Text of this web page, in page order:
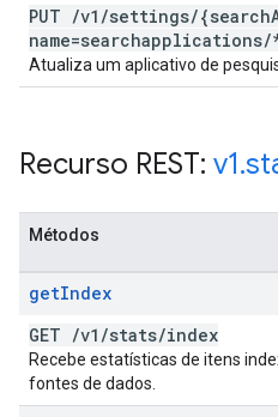
PUT /v1 /settings/{search
name=searchapplications/
Atualiza um aplicativo de
Recurso REST: v1.
Métodos
getIndex
GET /v1 /stats/index
Recebe estatísticas de itens
fontes de dados.